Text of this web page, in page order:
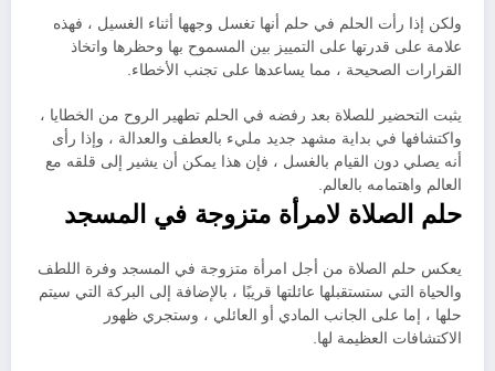
ولكن إذا رأت الحلم في حلم أنها تغسل وجهها أثناء الغسيل ، فهذه
علامة على قدرتها على التمييز بين المسموح بها وحظرها واتخاذ
القرارات الصحيحة ، مما يساعدها على تجنب الأخطاء.
يثبت التحضير للصلاة بعد رفضه في الحلم تطهير الروح من الخطايا ،
واكتشافها في بداية مشهد جديد مليء بالعطف والعدالة ، وإذا رأى
أنه يصلي دون القيام بالغسل ، فإن هذا يمكن أن يشير إلى قلقه مع
العالم واهتمامه بالعالم.
حلم الصلاة لامرأة متزوجة في المسجد
يعكس حلم الصلاة من أجل امرأة متزوجة في المسجد وفرة اللطف
والحياة التي ستستقبلها عائلتها قريبًا ، بالإضافة إلى البركة التي سيتم
حلها ، إما على الجانب المادي أو العائلي ، وستجري ظهور
الاكتشافات العظيمة لها.